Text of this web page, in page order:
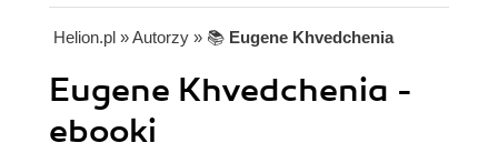
Helion.pl » Autorzy » 📚 Eugene Khvedchenia
Eugene Khvedchenia -
ebooki